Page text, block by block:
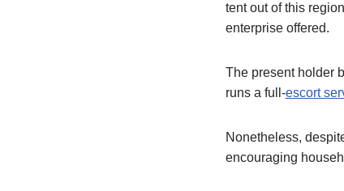
tent out of this
enterprise offered.
The present holder
runs a full-escort
Nonetheless,
encouraging